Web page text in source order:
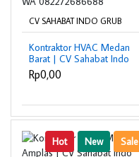
CV SAHABAT INDO GRUB
Kontraktor HVAC Medan
Barat | CV Sahabat Indo
Grub WA
082272686688
Rp0,00
Hot New Sale